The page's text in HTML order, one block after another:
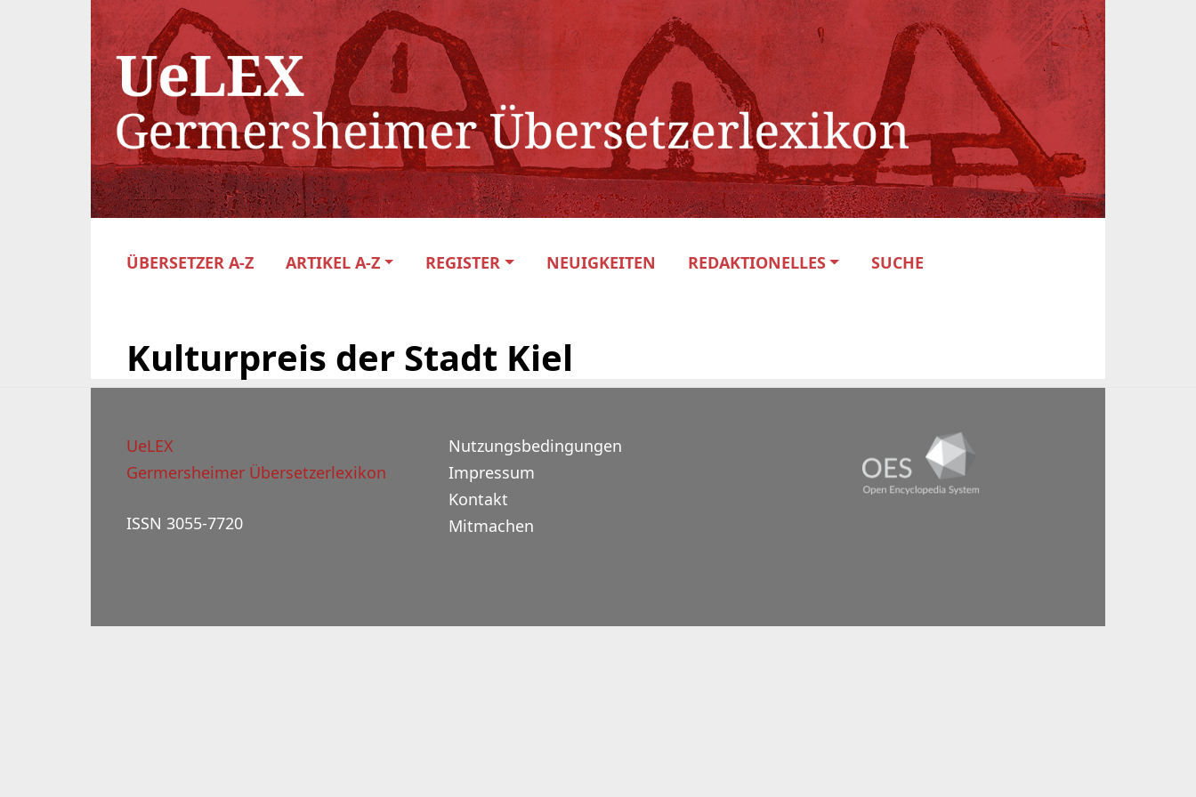
ÜBERSETZER A-Z ARTIKEL A-Z REGISTER NEUIGKEITEN REDAKTIONELLES SUCHE
Kulturpreis der Stadt Kiel
UeLEX
Germersheimer Übersetzerlexikon
ISSN 3055-7720
Nutzungsbedingungen
Impressum
Kontakt
Mitmachen